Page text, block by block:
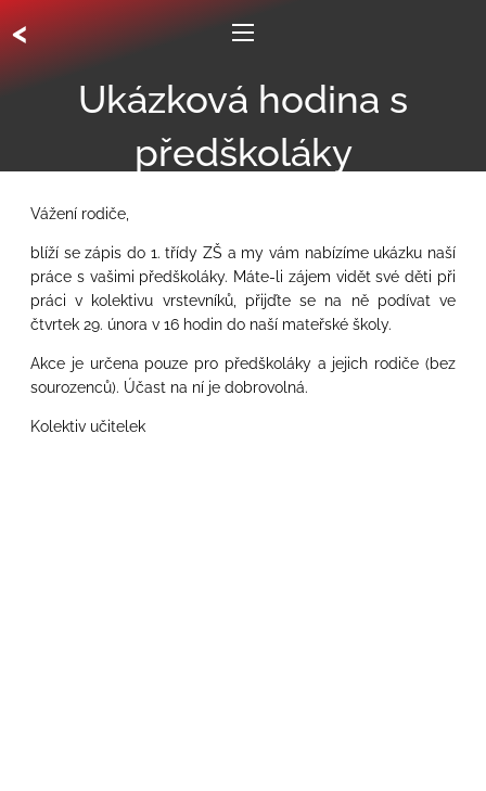
<
Ukázková hodina s
předškoláky
Vážení rodiče,
blíží se zápis do 1. třídy ZŠ a my vám nabízíme ukázku naší
práce s vašimi předškoláky. Máte-li zájem vidět své děti při
práci v kolektivu vrstevníků, přijďte se na ně podívat ve
čtvrtek 29. února v 16 hodin do naší mateřské školy.
Akce je určena pouze pro předškoláky a jejich rodiče (bez
sourozenců). Účast na ní je dobrovolná.
Kolektiv učitelek